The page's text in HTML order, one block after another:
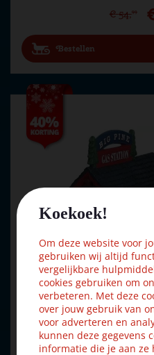
Koekoek!
Om deze website voor
gebruiken wij altijd
vergelijkbare
cookies gebruiken om
verbeteren. Met deze
over jouw gebruik van
voor adverteren en
kunnen deze gegevens
informatie die je aan ze
€ 54,99
Bestellen